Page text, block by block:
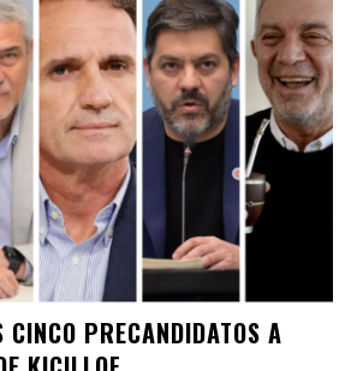
CINCO PRECANDIDATOS A